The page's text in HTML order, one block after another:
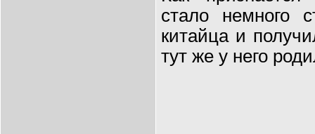
стало немного
китайца и
тут же у него